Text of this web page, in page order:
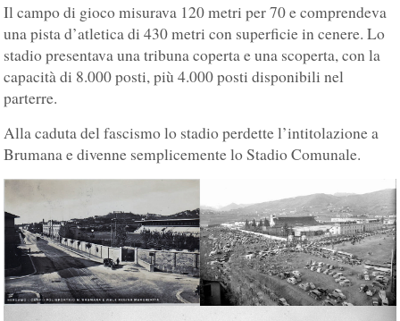
Il campo di gioco misurava 120 metri per 70 e comprendeva
una pista d’atletica di 430 metri con superficie in cenere. Lo
stadio presentava una tribuna coperta e una scoperta, con la
capacità di 8.000 posti, più 4.000 posti disponibili nel
parterre.
Alla caduta del fascismo lo stadio perdette l’intitolazione a
Brumana e divenne semplicemente lo Stadio Comunale.